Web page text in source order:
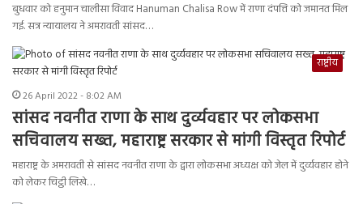
बुधवार को हनुमान चालीसा विवाद Hanuman Chalisa Row में राणा दंपत्ति को जमानत मिल
गई. सत्र न्यायालय ने अमरावती सांसद…
राष्ट्रीय
26 April 2022 - 8:02 AM
सांसद नवनीत राणा के साथ दुर्व्यवहार पर लोकसभा
सचिवालय सख्त, महाराष्ट्र सरकार से मांगी विस्तृत रिपोर्ट
महाराष्ट्र के अमरावती से सांसद नवनीत राणा के द्वारा लोकसभा अध्यक्ष को जेल में दुर्व्यवहार होने
को लेकर चिट्ठी लिखे…